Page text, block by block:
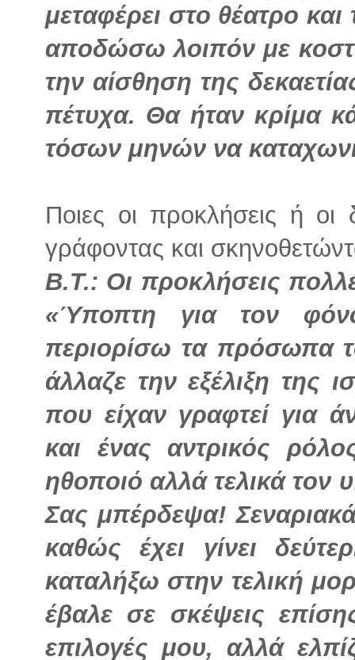
μεταφέρει στο θέατρο
αποδώσω λοιπόν με
την αίσθηση της
πέτυχα. Θα ήταν κρίμα
τόσων μηνών να
Ποιες οι προκλήσεις ή οι
γράφοντας και
Β.Τ.: Οι προκλήσεις
«Ύποπτη για τον
περιορίσω τα πρόσωπα
άλλαζε την εξέλιξη της
που είχαν γραφτεί για
και ένας αντρικός
ηθοποιό αλλά τελικά τον
Σας μπέρδεψα!
καθώς έχει γίνει
καταλήξω στην τελική
έβαλε σε σκέψεις
επιλογές μου, αλλά